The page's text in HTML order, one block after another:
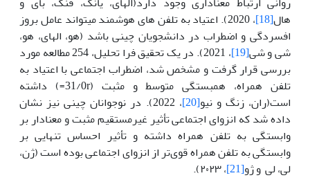
هال[18]
، 2020). اعتیاد به تلفن های هوشمند می­تواند عامل بروز
افسردگی و اضطراب در دانشجویان چینی باشد (هو، الهای، هو،
شی و شی[19]
، 2021). در یک تحقیق فرا تحلیل، 254 مطالعه مورد
بررسی قرار گرفت و مشخص شد، اضطراب اجتماعی با اعتیاد به
تلفن همراه، همبستگی متوسط و مثبت (31/0r=) داشته
است(ران، زنگ و نیو[20]
، 2022). در نوجوانان چینی نیز نشان
داده شد که انزوای اجتماعی تأثیر غیرمستقیم مثبت و معنادار بر
وابستگی به تلفن همراه داشته و تأثیر احساس تنهایی بر
وابستگی به تلفن همراه قوی‌تر از انزوای اجتماعی بوده است (ژن،
لی، لی و ژو[21]
، ۲۰۲۳).